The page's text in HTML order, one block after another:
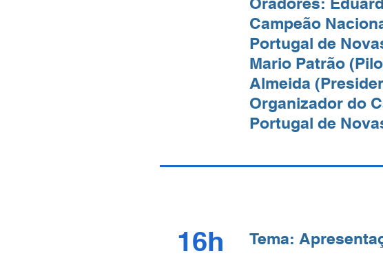
Campeão
Portugal de
Mario Patrão
Almeida
Organizador do
Portugal de
16h Tema: